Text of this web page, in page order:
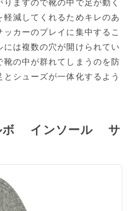
ますので靴の中で足が動く
減してくれるためキレのあ
カーのプレイに集中するこ
は複数の穴が開けられてい
の中が群れてしまうのを防
シューズが一体化するよう
インソール サ